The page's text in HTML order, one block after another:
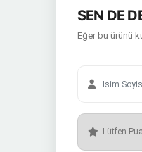
SEN DE
Eğer bu ürünü